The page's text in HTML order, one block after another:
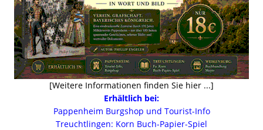
[Weitere Informationen finden Sie hier ...]
Erhältlich bei:
Pappenheim Burgshop und Tourist-Info
Treuchtlingen: Korn Buch-Papier-Spiel